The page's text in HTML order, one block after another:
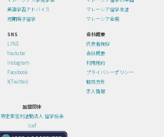
英語学習アドバイス
短期親子留学
マレーシア留学生活
マレーシア全般
SNS
LINE
Youtube
Instagram
Facebook
X(Twitter)
会社概要
代表者挨拶
会社概要
利用規約
プライバシーポリシー
勧誘方針
求人情報
加盟団体
特定非営利活動法人 留学協会
icef